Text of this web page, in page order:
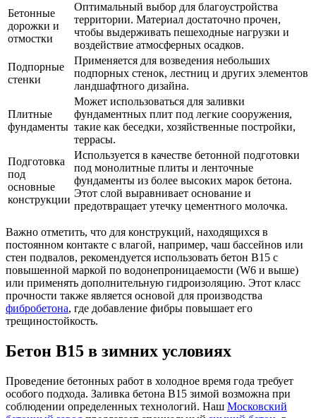
Бетонные
дорожки и
отмостки
Оптимальный выбор для благоустройства
территории. Материал достаточно прочен,
чтобы выдерживать пешеходные нагрузки и
воздействие атмосферных осадков.
Подпорные
стенки
Применяется для возведения небольших
подпорных стенок, лестниц и других элементов
ландшафтного дизайна.
Плитные
фундаменты
Может использоваться для заливки
фундаментных плит под легкие сооружения,
такие как беседки, хозяйственные постройки,
террасы.
Подготовка
под
основные
конструкции
Используется в качестве бетонной подготовки
под монолитные плиты и ленточные
фундаменты из более высоких марок бетона.
Этот слой выравнивает основание и
предотвращает утечку цементного молочка.
Важно отметить, что для конструкций, находящихся в
постоянном контакте с влагой, например, чаш бассейнов или
стен подвалов, рекомендуется использовать бетон B15 с
повышенной маркой по водонепроницаемости (W6 и выше)
или применять дополнительную гидроизоляцию. Этот класс
прочности также является основой для производства
фибробетона, где добавление фибры повышает его
трещиностойкость.
Бетон B15 в зимних условиях
Проведение бетонных работ в холодное время года требует
особого подхода. Заливка бетона B15 зимой возможна при
соблюдении определенных технологий. Наш Московский